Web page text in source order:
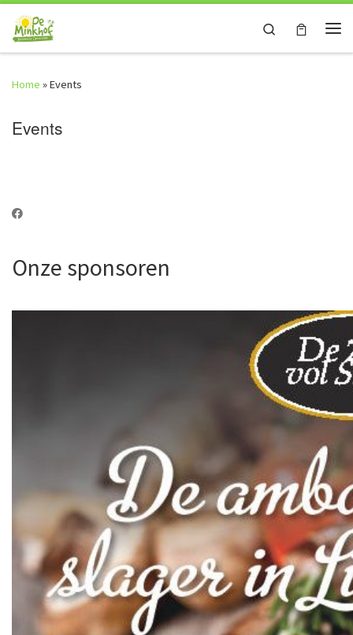
Skip to content
Search
Home »Events
Events
Onze sponsoren